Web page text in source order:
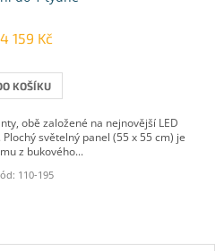
159 Kč
KOŠÍKU
obě založené na nejnovější LED
světelný panel (55 x 55 cm) je
z bukového...
110-195